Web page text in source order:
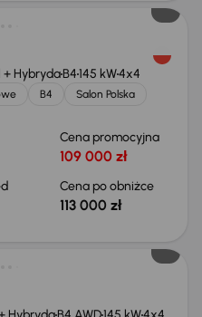
+ HybrydaB4145 kW4x4
B4
Salon Polska
Cena promocyjna
109 000 zł
Cena po obniżce
113 000 zł